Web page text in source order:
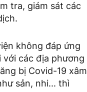
tra, giám sát các
không đáp ứng
các địa phương
bị Covid-19 xâm
sản, nhi... thì